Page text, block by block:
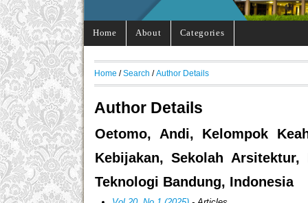
Home About Categories
Home / Search / Author Details
Author Details
Oetomo, Andi, Kelompok
Kebijakan, Sekolah Arsitektur,
Teknologi Bandung, Indonesia